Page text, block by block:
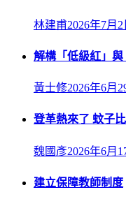
林建甫2026年7月2
解構「低級紅」
黃士修2026年6月
登革熱來了 蚊子
魏國彥2026年6月
建立保障教師制度